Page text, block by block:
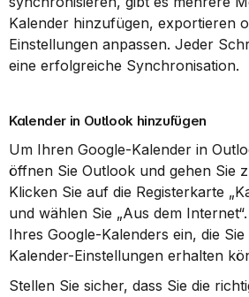
Kalender hinzufügen, exportieren
Einstellungen anpassen. Jeder
eine erfolgreiche Synchronisation.
Kalender in Outlook hinzufügen
Um Ihren Google-Kalender in
öffnen Sie Outlook und gehen Sie
Klicken Sie auf die Registerkarte
und wählen Sie „Aus dem
Ihres Google-Kalenders ein, die
Kalender-Einstellungen erhalten
Stellen Sie sicher, dass Sie die